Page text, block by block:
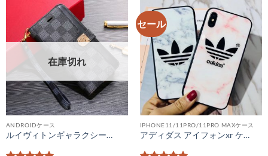
在庫切れ
ANDROIDケース
ルイヴィトンギャラクシーケースs24/s23+ 手帳型 galaxy s20ケース コピー グッチスマホケースgalaxy ギャラクシーs22/s21+ ケース ルイ ヴィトン アンドロイド ケース おしゃれ
セール
IPHONE11/11PRO/11PRO MAXケース
アディダス アイフォンxr ケース 人気 大理石 Adidas ペア iPhoneXs Max ケース 女子 ピンク 可愛い iPhone11 pro max ケース カップルお揃い